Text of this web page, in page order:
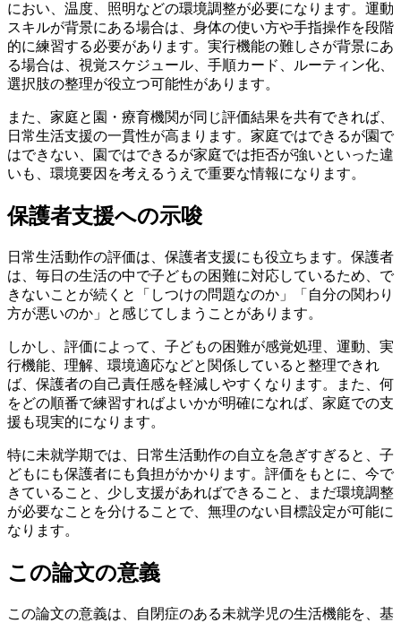
におい、温度、照明などの環境調整が必要になります。運動
スキルが背景にある場合は、身体の使い方や手指操作を段階
的に練習する必要があります。実行機能の難しさが背景にあ
る場合は、視覚スケジュール、手順カード、ルーティン化、
選択肢の整理が役立つ可能性があります。
また、家庭と園・療育機関が同じ評価結果を共有できれば、
日常生活支援の一貫性が高まります。家庭ではできるが園で
はできない、園ではできるが家庭では拒否が強いといった違
いも、環境要因を考えるうえで重要な情報になります。
保護者支援への示唆
日常生活動作の評価は、保護者支援にも役立ちます。保護者
は、毎日の生活の中で子どもの困難に対応しているため、で
きないことが続くと「しつけの問題なのか」「自分の関わり
方が悪いのか」と感じてしまうことがあります。
しかし、評価によって、子どもの困難が感覚処理、運動、実
行機能、理解、環境適応などと関係していると整理できれ
ば、保護者の自己責任感を軽減しやすくなります。また、何
をどの順番で練習すればよいかが明確になれば、家庭での支
援も現実的になります。
特に未就学期では、日常生活動作の自立を急ぎすぎると、子
どもにも保護者にも負担がかかります。評価をもとに、今で
きていること、少し支援があればできること、まだ環境調整
が必要なことを分けることで、無理のない目標設定が可能に
なります。
この論文の意義
この論文の意義は、自閉症のある未就学児の生活機能を、基